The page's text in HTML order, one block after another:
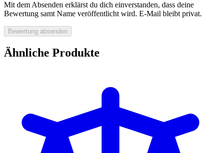
Mit dem Absenden erklärst du dich einverstanden, dass deine
Bewertung samt Name veröffentlicht wird. E-Mail bleibt privat.
Bewertung absenden
Ähnliche Produkte